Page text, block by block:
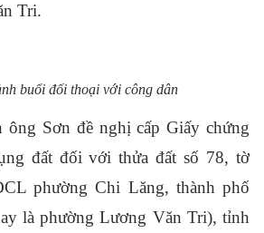
Tri.
buổi đối thoại với công dân
ông Sơn đề nghị cấp Giấy chứng
đất đối với thửa đất số 78, tờ
phường Chi Lăng, thành phố
là phường Lương Văn Tri), tỉnh